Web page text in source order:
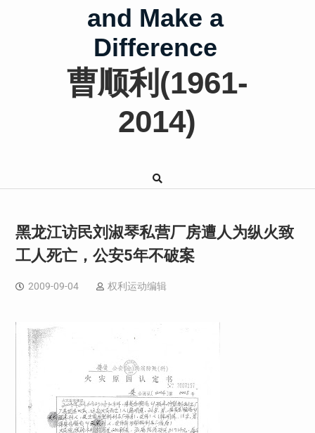
and Make a
Difference
曹顺利(1961-
2014)
黑龙江访民刘淑琴私营厂房遭人为纵火致
工人死亡，公安5年不破案
2009-09-04 权利运动编辑